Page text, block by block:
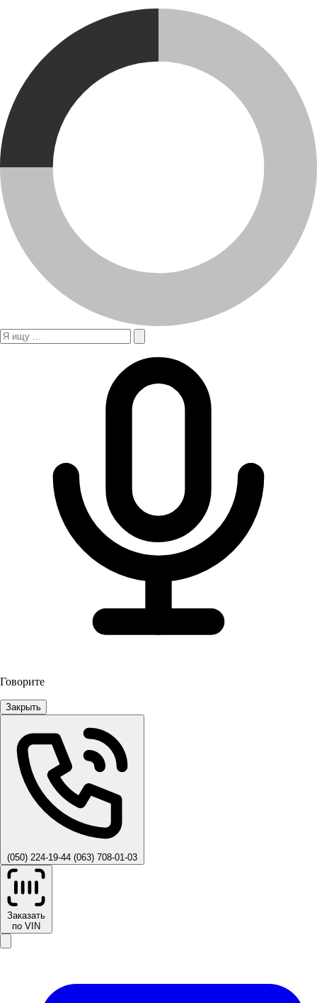
Говорите
Закрыть
(050) 224-19-44 (063) 708-01-03
Заказать
по VIN